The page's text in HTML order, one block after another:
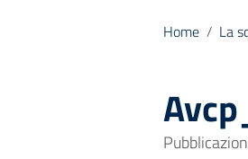
Home / La